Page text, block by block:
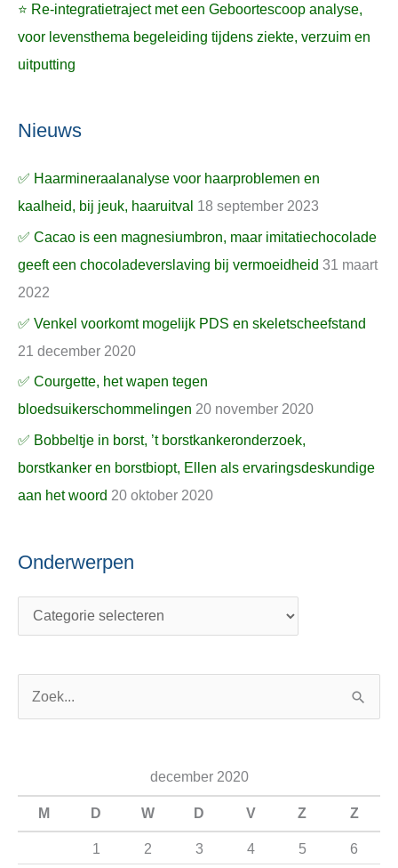
⭐ Re-integratietraject met een Geboortescoop analyse,
voor levensthema begeleiding tijdens ziekte, verzuim en
uitputting
Nieuws
✅ Haarmineraalanalyse voor haarproblemen en
kaalheid, bij jeuk, haaruitval 18 september 2023
✅ Cacao is een magnesiumbron, maar imitatiechocolade
geeft een chocoladeverslaving bij vermoeidheid 31 maart
2022
✅ Venkel voorkomt mogelijk PDS en skeletscheefstand
21 december 2020
✅ Courgette, het wapen tegen
bloedsuikerschommelingen 20 november 2020
✅ Bobbeltje in borst, ’t borstkankeronderzoek,
borstkanker en borstbiopt, Ellen als ervaringsdeskundige
aan het woord 20 oktober 2020
Onderwerpen
december 2020
M D W D V Z Z
1 2 3 4 5 6